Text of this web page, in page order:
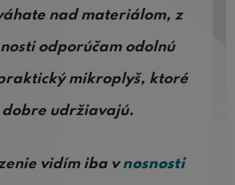
nad materiálom, z
odporúčam odolnú
mikroplyš, ktoré
dobre udržiavajú.
vidím iba vnosnosti